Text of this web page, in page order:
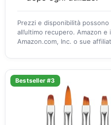
Prezzi e disponibilità
all’ultimo recupero. Amazon
Amazon.com, Inc. o sue
Bestseller #3